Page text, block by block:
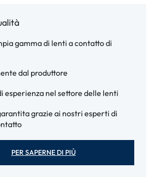
gamma di lenti a contatto di
dal produttore
esperienza nel settore delle lenti
grazie ai nostri esperti di
PER SAPERNE DI PIÙ